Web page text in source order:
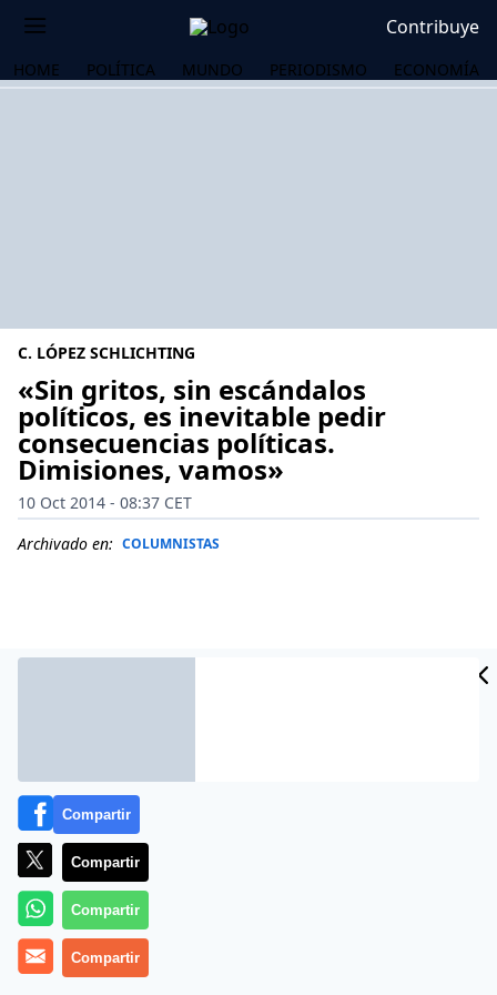
Contribuye
HOME POLÍTICA MUNDO PERIODISMO ECONOMÍA
C. LÓPEZ SCHLICHTING
«Sin gritos, sin escándalos
políticos, es inevitable pedir
consecuencias políticas.
Dimisiones, vamos»
10 Oct 2014 - 08:37 CET
Archivado en: COLUMNISTAS
Este viernes día 10 de octubre de 2014, Cristina López
Schlichting publica un artículo en el diario La Razón,
bajo título ‘No ha sido Teresa Romero
diciendo:
Compartir
Compartir
Compartir
Compartir